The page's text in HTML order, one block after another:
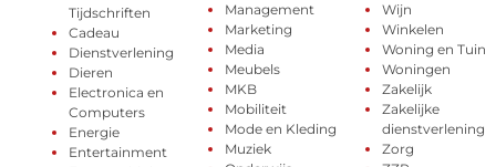
Tijdschriften
Cadeau
Dienstverlening
Dieren
Electronica en
Computers
Energie
Entertainment
Management
Marketing
Media
Meubels
MKB
Mobiliteit
Mode en Kleding
Muziek
Wijn
Winkelen
Woning en Tuin
Woningen
Zakelijk
Zakelijke
dienstverlening
Zorg